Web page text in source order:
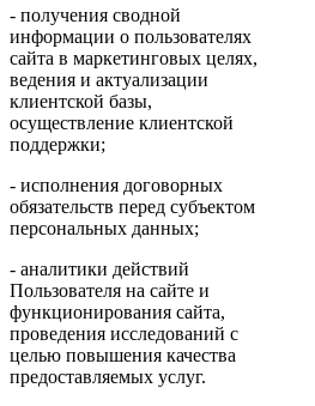
- получения сводной
информации о пользователях
сайта в маркетинговых целях,
ведения и актуализации
клиентской базы,
осуществление клиентской
поддержки;
- исполнения договорных
обязательств перед субъектом
персональных данных;
- аналитики действий
Пользователя на сайте и
функционирования сайта,
проведения исследований с
целью повышения качества
предоставляемых услуг.